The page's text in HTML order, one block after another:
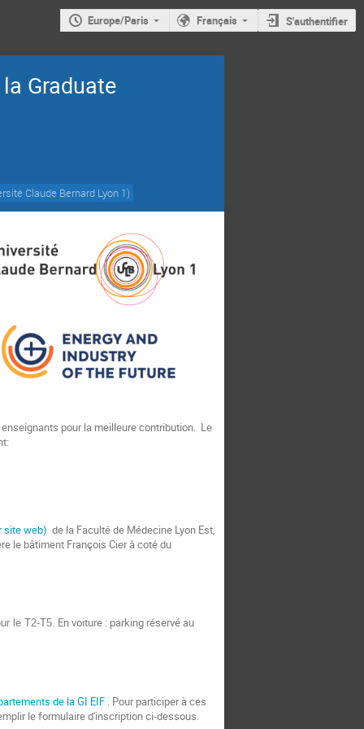
Europe/Paris Français S'authentifier
Graduate
Claude Bernard Lyon 1)
pour la meilleure contribution. Le
site web) de la Faculté de Médecine Lyon Est,
le bâtiment François Cier à coté du
le T2-T5. En voiture : parking réservé au
de la GI EIF . Pour participer à ces
le formulaire d'inscription ci-dessous.